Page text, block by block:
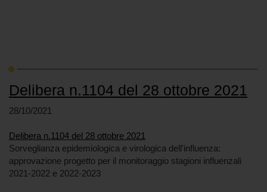
Delibera n.1104 del 28 ottobre 2021
28/10/2021
Delibera n.1104 del 28 ottobre 2021
Sorveglianza epidemiologica e virologica dell'influenza:
approvazione progetto per il monitoraggio stagioni influenzali
2021-2022 e 2022-2023